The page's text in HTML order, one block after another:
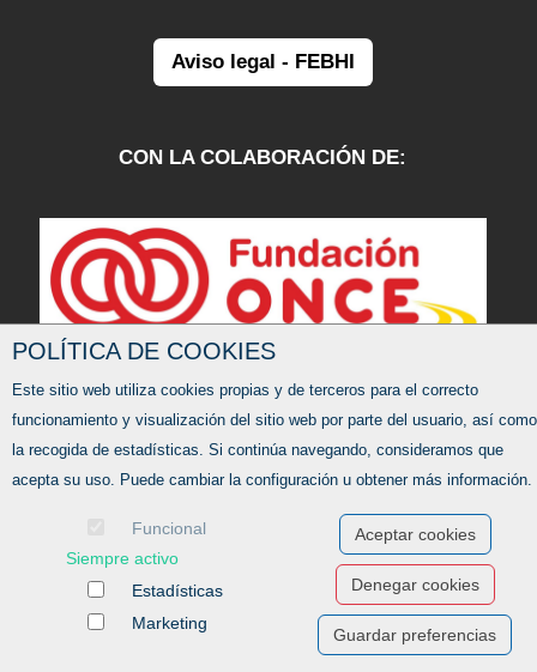
Aviso legal - FEBHI
CON LA COLABORACIÓN DE:
Ofertas de empleo
Aviso legal- Política de privacidad Política de Cookies-Accesibilidad
POLÍTICA DE COOKIES
Este sitio web utiliza cookies propias y de terceros para el correcto
funcionamiento y visualización del sitio web por parte del usuario, así como
la recogida de estadísticas. Si continúa navegando, consideramos que
acepta su uso. Puede cambiar la configuración u obtener más información.
Funcional
Siempre activo
Estadísticas
Marketing
Aceptar cookies
Denegar cookies
Guardar preferencias